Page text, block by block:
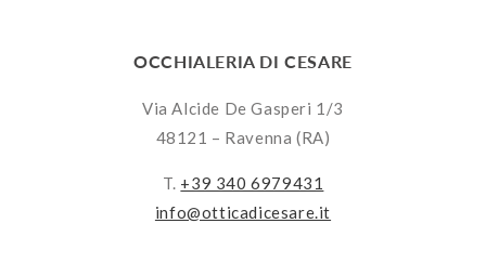
OCCHIALERIA DI CESARE
Via Alcide De Gasperi 1/3
48121 – Ravenna (RA)
T. +39 340 6979431
info@otticadicesare.it